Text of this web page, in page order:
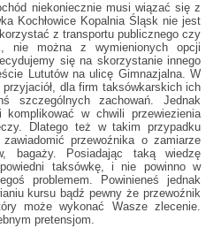
niekoniecznie musi wiązać się z
Kochłowice Kopalnia Śląsk nie jest
z transportu publicznego czy
nie można z wymienionych opcji
się na skorzystanie innego
Lututów na ulicę Gimnazjalna. W
dla firm taksówkarskich ich
szczególnych zachowań. Jednak
w chwili przewiezienia
Dlatego też w takim przypadku
przewoźnika o zamiarze
bagaży. Posiadając taką wiedzę
taksówkę, i nie powinno w
problemem. Powinieneś jednak
kursu bądź pewny że przewoźnik
może wykonać Wasze zlecenie.
pretensjom.